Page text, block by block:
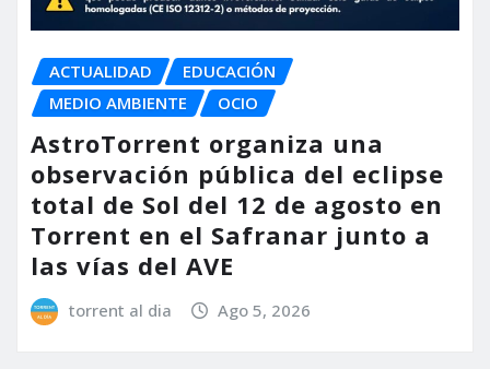
ACTUALIDAD
EDUCACIÓN
MEDIO AMBIENTE
OCIO
AstroTorrent organiza una
observación pública del eclipse
total de Sol del 12 de agosto en
Torrent en el Safranar junto a
las vías del AVE
torrent al dia Ago 5, 2026